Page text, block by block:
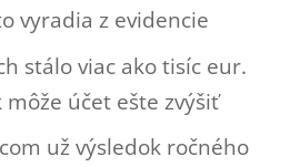
vyradia z evidencie
stálo viac ako tisíc eur.
účet ešte zvýšiť
už výsledok ročného